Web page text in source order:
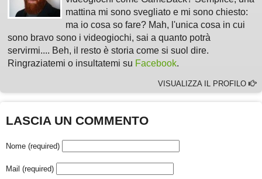
mattina mi sono svegliato e mi sono chiesto:
ma io cosa so fare? Mah, l'unica cosa in cui
sono bravo sono i videogiochi, sai a quanto potrà
servirmi.... Beh, il resto è storia come si suol dire.
Ringraziatemi o insultatemi su Facebook.
VISUALIZZA IL PROFILO
LASCIA UN COMMENTO
Nome (required)
Mail (required)